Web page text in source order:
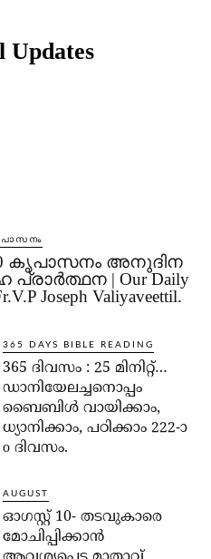
Updates
കൃപാസനം അനുദിന
| Our Daily
Joseph Valiyaveettil.
365 DAYS BIBLE READING
365 ദിവസം : 25 മിനിറ്റ്…
ഡാനിയേലച്ചനൊപ്പം
ബൈബിൾ വായിക്കാം,
ധ്യാനിക്കാം, പഠിക്കാം 222-ാ
o ദിവസം.
AUGUST
ഓഗസ്റ്റ് 10- തടവുകാരെ
മോചിപ്പിക്കാന്‍